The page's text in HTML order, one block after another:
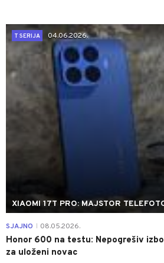
T SERIJA
04.06.2026.
XIAOMI 17T PRO: MAJSTOR
SJAJNO 08.05.2026.
Honor 600 na testu: Nepogrešiv
za uloženi novac